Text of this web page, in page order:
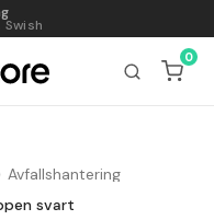
0
Avfallshantering
svart